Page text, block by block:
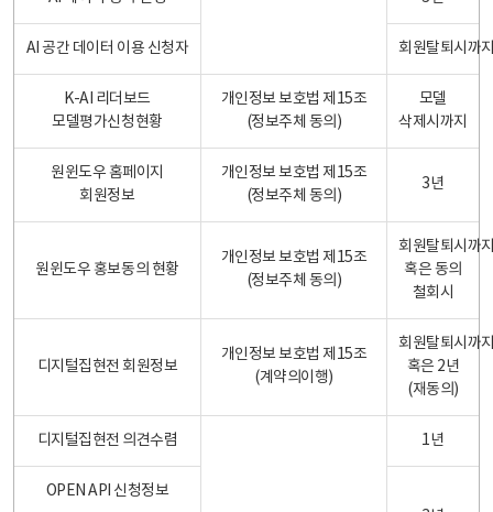
AI 공간 데이터 이용 신청자 회원탈퇴시까
K-AI 리더보드
모델평가신청현황
개인정보 보호법 제15조
(정보주체 동의)
모델
삭제시까지
원윈도우 홈페이지
회원정보
개인정보 보호법 제15조
(정보주체 동의)
3년
원윈도우 홍보동의 현황
개인정보 보호법 제15조
(정보주체 동의)
회원탈퇴시까
혹은 동의
철회시
디지털집현전 회원정보
개인정보 보호법 제15조
(계약의이행)
회원탈퇴시까
혹은 2년
(재동의)
디지털집현전 의견수렴 1년
OPEN API 신청정보